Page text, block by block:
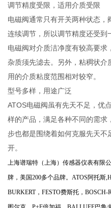
调节精度受限，适用介质受限
电磁阀通常只有开关两种状态
连续调节，所以调节精度还受到
电磁阀对介质洁净度有较高要
杂质须先滤去。另外，粘稠状
用的介质粘度范围相对较窄。
型号多样，用途广泛
ATOS电磁阀虽有先天不足，优
样的产品，满足各种不同的需
步也都是围绕着如何克服先天不
开。
上海谱瑞特（上海）传感器仪表有限
牌，美国200多个品牌。ATOS阿托斯
BURKERT，FESTO费斯托，